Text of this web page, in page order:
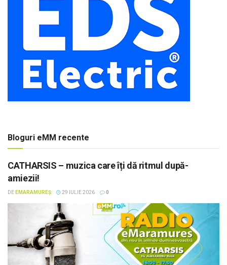
Bloguri eMM recente
CATHARSIS – muzica care îți dă ritmul după-
amiezii!
DE EMARAMUREȘ 29 IULIE 2026 0